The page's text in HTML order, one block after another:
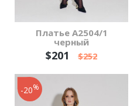
Платье А2504/1
черный
$201 $252
-20%